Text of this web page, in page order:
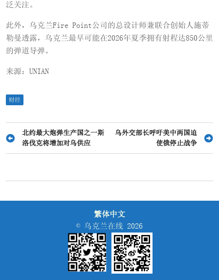
泛关注。
此外，乌克兰Fire Point公司的总设计师兼联合创始人施蒂
勒曼透露，乌克兰最早可能在2026年夏季拥有射程达850公里
的弹道导弹。
来源：UNIAN
财经
文
航
北约最大炮弹生产国之一斯
洛伐克将增加对乌供应
乌外交部长呼吁美中两国迫
使俄停止战争
繁体中文
© 乌克兰在线 2026